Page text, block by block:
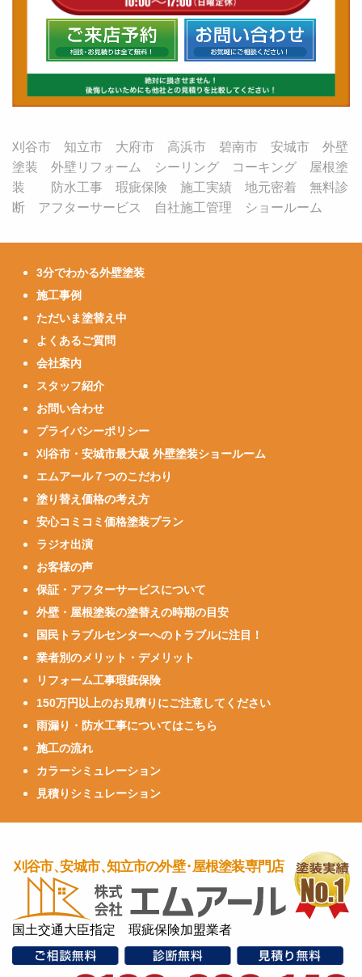
刈谷市 知立市 大府市 高浜市 碧南市 安城市 外壁
塗装 外壁リフォーム シーリング コーキング 屋根塗
装 防水工事 瑕疵保険 施工実績 地元密着 無料診
断 アフターサービス 自社施工管理 ショールーム
3分でわかる外壁塗装
施工事例
ただいま塗替え中
よくあるご質問
会社案内
スタッフ紹介
お問い合わせ
プライバシーポリシー
刈谷市・安城市最大級 外壁塗装ショールーム
エムアール７つのこだわり
塗り替え価格の考え方
安心コミコミ価格塗装プラン
ラジオ出演
お客様の声
保証・アフターサービスについて
外壁・屋根塗装の塗替えの時期の目安
国民トラブルセンターへのトラブルに注目！
業者別のメリット・デメリット
リフォーム工事瑕疵保険
150万円以上のお見積りにご注意してください
雨漏り・防水工事についてはこちら
施工の流れ
カラーシミュレーション
見積りシミュレーション
国土交通大臣指定 瑕疵保険加盟業者